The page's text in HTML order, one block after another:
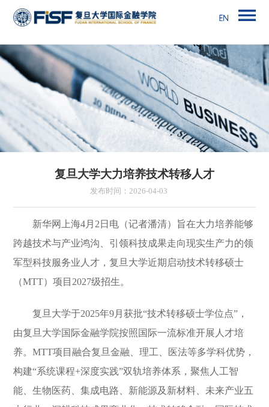
复旦大学大力培养技术转移人才
发布时间：2026-04-03
新华网上海4月2日电（记者潘清）旨在大力培养能够
跨越技术与产业鸿沟、引领科技成果走向现实生产力的领
军型科技服务业人才，复旦大学近期启动技术转移硕士
（MTT）项目2027级招生。
复旦大学于2025年9月获批“技术转移硕士学位点”，
由复旦大学国际金融学院按照国际一流标准开展人才培
养。MTT项目融合复旦金融、理工、医法等多学科优势，
构建“系统课程+深度实践”双轨培养体系，聚焦人工智
能、生物医药、集成电路、新能源及新材料、未来产业五